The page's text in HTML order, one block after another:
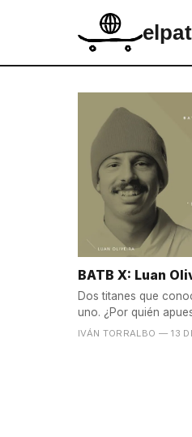
BATB X: Luan
Dos titanes que
uno. ¿Por quién
IVÁN TORRALBO — 13